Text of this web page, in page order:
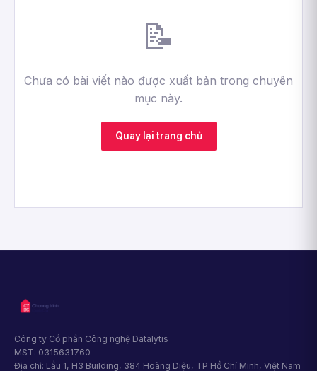
📝
Chưa có bài viết nào được xuất bản trong chuyên
mục này.
Quay lại trang chủ
Công ty Cổ phần Công nghệ Datalytis
MST: 0315631760
Địa chỉ: Lầu 1, H3 Building, 384 Hoàng Diệu, TP Hồ Chí Minh, Việt Nam